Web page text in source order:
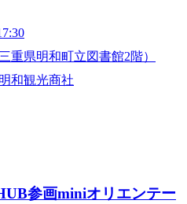
重県明和町立図書館2階）
和観光商社
参画miniオリエンテー